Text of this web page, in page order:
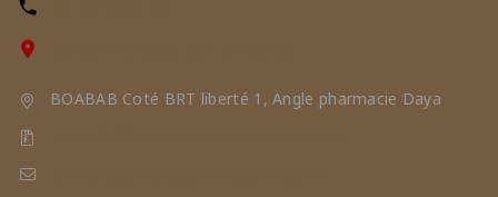
BOABAB Coté BRT liberté 1, Angle pharmacie Daya